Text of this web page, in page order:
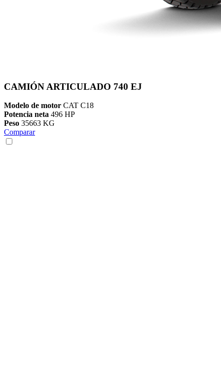
CAMIÓN ARTICULADO 740 EJ
Modelo de motor CAT C18
Potencia neta 496 HP
Peso 35663 KG
Comparar